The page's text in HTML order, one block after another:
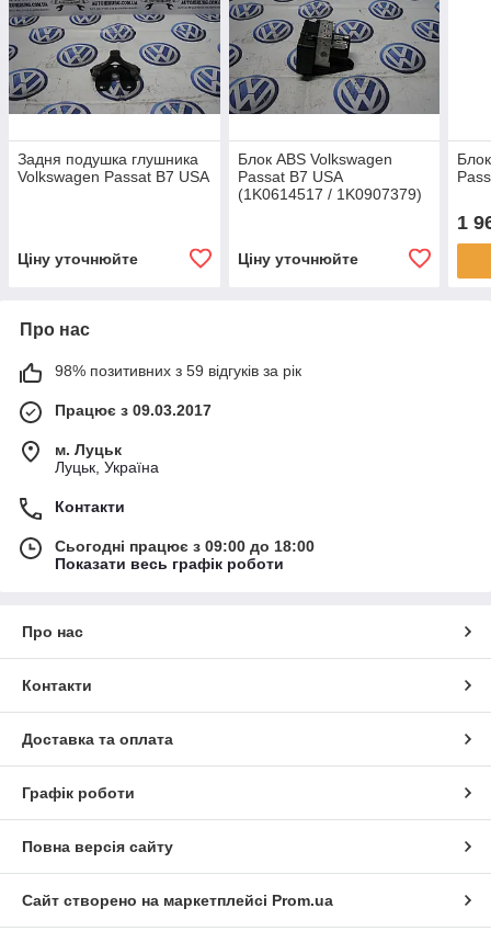
Задня подушка глушника
Volkswagen Passat B7 USA
Ціну уточнюйте
Блок ABS Volkswagen
Passat B7 USA
(1K0614517 / 1K0907379)
Ціну уточнюйте
1
Про нас
98% позитивних з 59 відгуків за рік
Працює з 09.03.2017
м. Луцьк
Луцьк, Україна
Контакти
Сьогодні працює з 09:00 до 18:00
Показати весь графік роботи
Про нас
Контакти
Доставка та оплата
Графік роботи
Повна версія сайту
Сайт створено на маркетплейсі Prom.ua